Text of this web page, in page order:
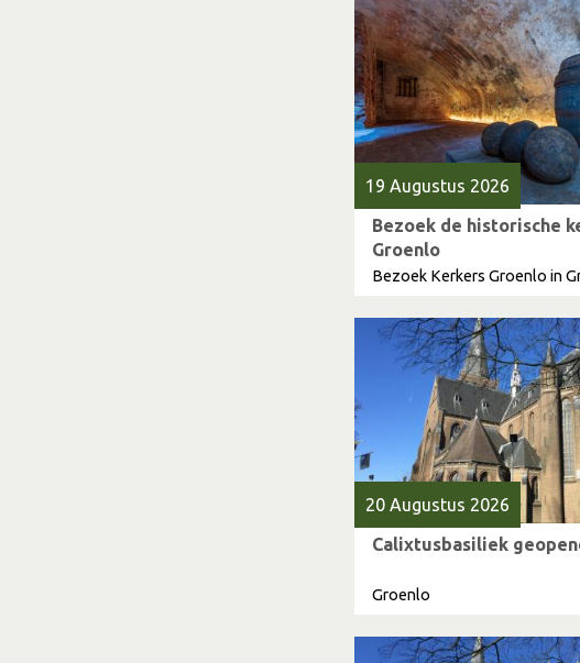
19 Augustus 2026
Bezoek de historische
Groenlo
Bezoek Kerkers Groenlo in
20 Augustus 2026
Calixtusbasiliek
Groenlo